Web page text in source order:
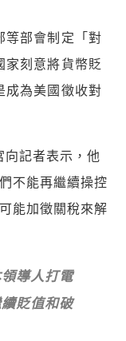
等部會制定「對
家刻意將貨幣貶
成為美國徵收對
記者表示，他
不能再繼續操控
能加徵關稅來解
導人打電
貶值和破